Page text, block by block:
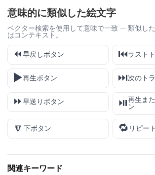
意味的に類似した絵文字
ベクター検索を使用して意味で一致 — 類似し
はコンテキスト。
⏪早戻しボタン ⏮️ラスト
▶️再生ボタン ⏭️次のト
⏩早送りボタン ⏯️再生ま
ン
🔽 下ボタン 🔁 リピー
関連キーワード